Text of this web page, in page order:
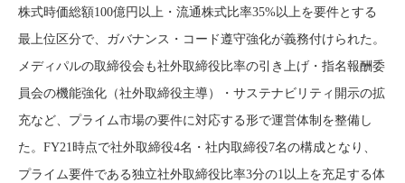
株式時価総額100億円以上・流通株式比率35%以上を要件とする
最上位区分で、ガバナンス・コード遵守強化が義務付けられた。
メディパルの取締役会も社外取締役比率の引き上げ・指名報酬委
員会の機能強化（社外取締役主導）・サステナビリティ開示の拡
充など、プライム市場の要件に対応する形で運営体制を整備し
た。FY21時点で社外取締役4名・社内取締役7名の構成となり、
プライム要件である独立社外取締役比率3分の1以上を充足する体